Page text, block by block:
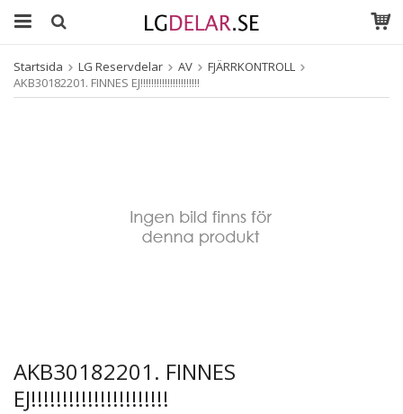
Startsida LG Reservdelar AV
FJÄRRKONTROLL
AKB30182201. FINNES EJ!!!!!!!!!!!!!!!!!!!!!!
AKB30182201. FINNES
EJ!!!!!!!!!!!!!!!!!!!!!!